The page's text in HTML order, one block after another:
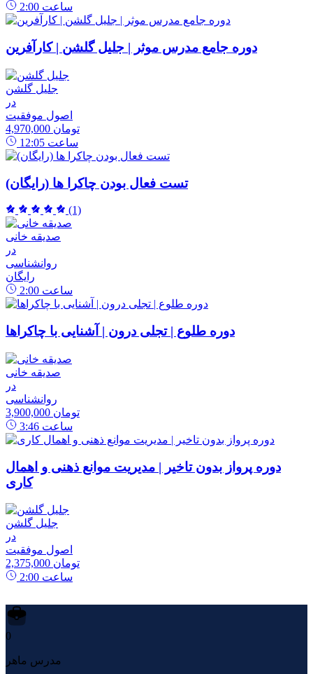
2:00 ساعت
دوره جامع مدرس موثر | جلیل گلشن | کارآفرین
جلیل گلشن
در
اصول موفقیت
4,970,000 تومان
12:05 ساعت
تست فعال بودن چاکرا ها (رایگان)
(1)
صدیقه خانی
در
روانشناسی
رایگان
2:00 ساعت
دوره طلوع | تجلی درون | آشنایی با چاکراها
صدیقه خانی
در
روانشناسی
3,900,000 تومان
3:46 ساعت
دوره پرواز بدون تاخیر | مدیریت موانع ذهنی و اهمال
کاری
جلیل گلشن
در
اصول موفقیت
2,375,000 تومان
2:00 ساعت
0
مدرس ماهر